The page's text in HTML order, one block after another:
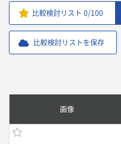
比較検討リスト 0/100
比較検討リストを保存
画像